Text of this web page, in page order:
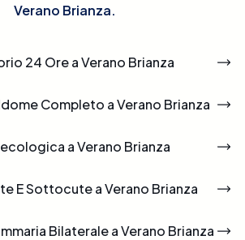
Verano Brianza.
24 Ore a Verano Brianza
Completo a Verano Brianza
a Verano Brianza
E Sottocute a Verano Brianza
Bilaterale a Verano Brianza